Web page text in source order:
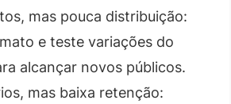
mas pouca distribuição:
e teste variações do
alcançar novos públicos.
mas baixa retenção: